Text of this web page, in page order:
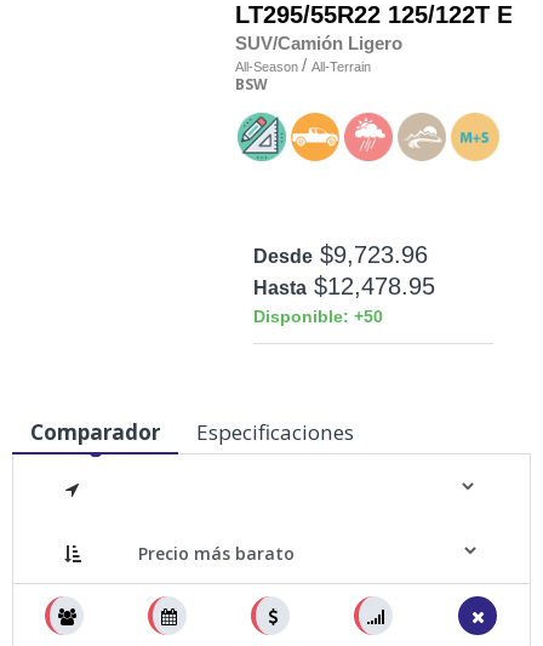
LT295/55R22 125/122T E
SUV/Camión Ligero
All-Season / All-Terrain
BSW
Desde $9,723.96
Hasta $12,478.95
Disponible: +50
Medidas
Comparador Especificaciones